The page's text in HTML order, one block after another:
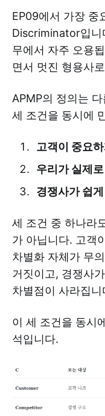
EP09에서 가장 중
Discriminator입니
무에서 자주 오용
면서 멋진 형용사
APMP의 정의는
세 조건을 동시에
고객이 중요
우리가 실제
경쟁사가 쉽
세 조건 중 하나라
가 아닙니다. 고객
차별화 자체가 무
거짓이고, 경쟁사
차별점이 사라집니
이 세 조건을 동시
석입니다.